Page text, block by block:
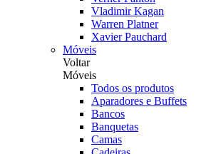
Vladimir Kagan
Warren Platner
Xavier Pauchard
Móveis
Voltar
Móveis
Todos os produtos
Aparadores e Buffets
Bancos
Banquetas
Camas